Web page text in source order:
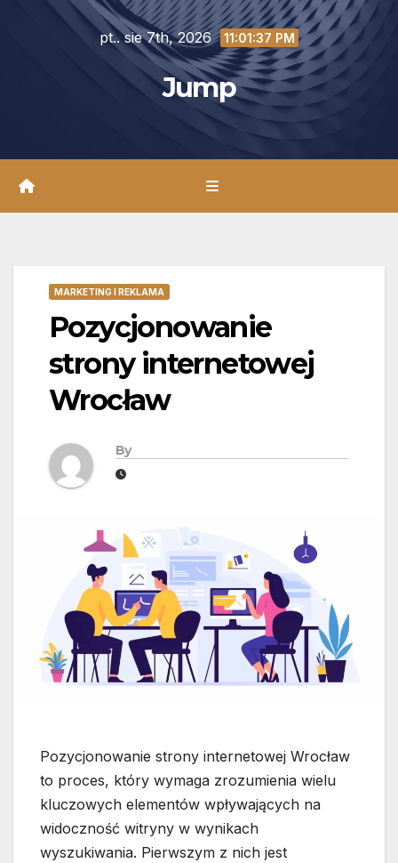
pt.. sie 7th, 2026 11:01:38 PM
Jump
MARKETING I REKLAMA
Pozycjonowanie
strony internetowej
Wrocław
By
Pozycjonowanie strony internetowej Wrocław
to proces, który wymaga zrozumienia wielu
kluczowych elementów wpływających na
widoczność witryny w wynikach
wyszukiwania. Pierwszym z nich jest